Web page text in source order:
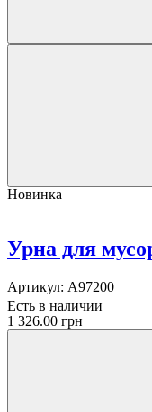
Новинка
Урна для
Артикул: A97200
Есть в наличии
1 326.00 грн